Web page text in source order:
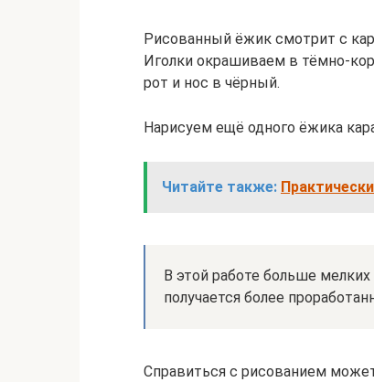
Рисованный ёжик смотрит с
Иголки окрашиваем в тёмно-
рот и нос в чёрный.
Нарисуем ещё одного ёжика
Читайте также:
В этой работе больше
получается более
Справиться с рисованием